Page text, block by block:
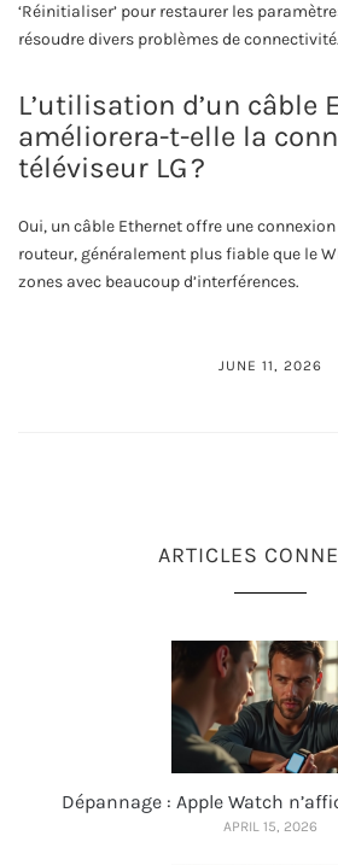
‘Réinitialiser’ pour restaurer les
résoudre divers problèmes de connectivité.
L’utilisation d’un câble
améliorera-t-elle la
téléviseur LG ?
Oui, un câble Ethernet offre une
routeur, généralement plus fiable que le
zones avec beaucoup d’interférences.
JUNE 11, 2026
ARTICLES
Dépannage : Apple Watch
APRIL 15, 2026